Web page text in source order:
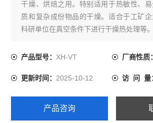
干燥、烘焙之用。特别适用于热敏性、
质和复杂成份物品的干燥。适合于工矿企
科研单位在真空条件下进行干燥热处理等。
产品型号：XH-VT 厂商性质：
更新时间：2025-10-12 访 问 量
产品咨询